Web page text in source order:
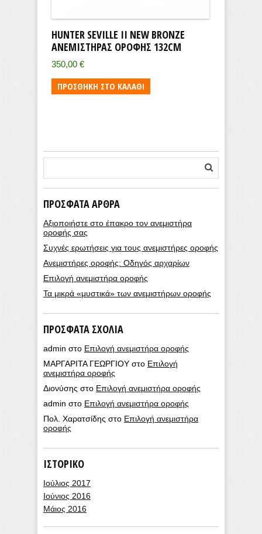
HUNTER SEVILLE II NEW BRONZE
ΑΝΕΜΙΣΤΉΡΑΣ ΟΡΟΦΉΣ 132CM
350,00€
ΠΡΟΣΘΉΚΗ ΣΤΟ ΚΑΛΆΘΙ
ΠΡΌΣΦΑΤΑ ΆΡΘΡΑ
Αξιοποιήστε στο έπακρο τον ανεμιστήρα
οροφής σας
Συχνές ερωτήσεις για τους ανεμιστήρες οροφής
Ανεμιστήρες οροφής: Οδηγός αρχαρίων
Επιλογή ανεμιστήρα οροφής
Τα μικρά «μυστικά» των ανεμιστήρων οροφής
ΠΡΌΣΦΑΤΑ ΣΧΌΛΙΑ
admin στο Επιλογή ανεμιστήρα οροφής
ΜΑΡΓΑΡΙΤΑ ΓΕΩΡΓΙΟΥ στο Επιλογή
ανεμιστήρα οροφής
Διονύσης στο Επιλογή ανεμιστήρα οροφής
admin στο Επιλογή ανεμιστήρα οροφής
Πολ. Χαρατσίδης στο Επιλογή ανεμιστήρα
οροφής
ΙΣΤΟΡΙΚΌ
Ιούλιος 2017
Ιούνιος 2016
Μάιος 2016